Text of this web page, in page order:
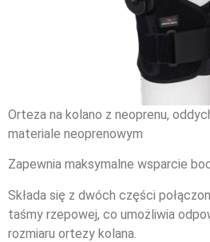
Orteza na kolano z neoprenu,
materiale neoprenowym
Zapewnia maksymalne wsparcie
Składa się z dwóch części
taśmy rzepowej, co umożliwia
rozmiaru ortezy kolana.